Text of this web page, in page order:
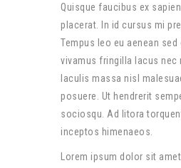
Quisque faucibus ex
placerat. In id cursus mi
Tempus leo eu aenean
vivamus fringilla lacus nec
Iaculis massa nisl
posuere. Ut hendrerit
sociosqu. Ad litora
inceptos himenaeos.
Lorem ipsum dolor sit